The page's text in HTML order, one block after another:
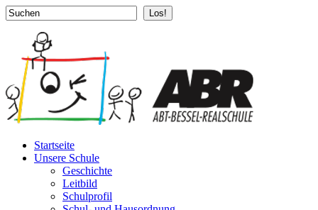
Los!
Startseite
Unsere Schule
Geschichte
Leitbild
Schulprofil